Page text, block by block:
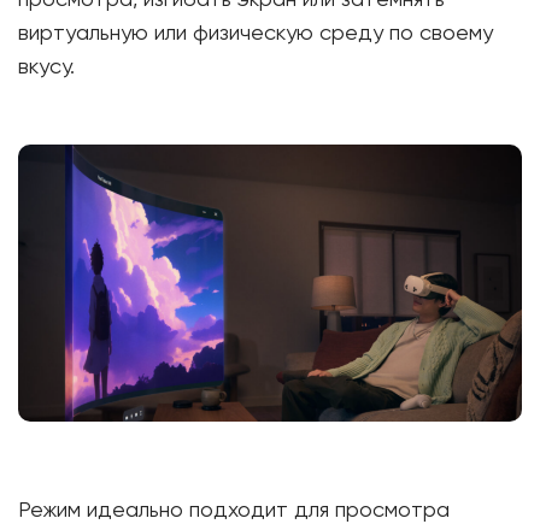
виртуальную или физическую среду по своему
вкусу.
Режим идеально подходит для просмотра